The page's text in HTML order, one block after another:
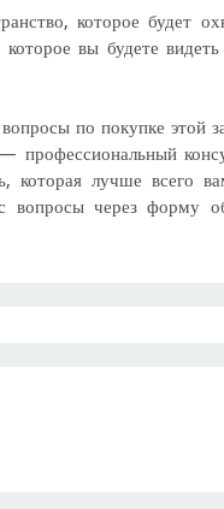
которое будет
вы будете
по покупке этой
профессиональный
которая лучше всего
вопросы через форму